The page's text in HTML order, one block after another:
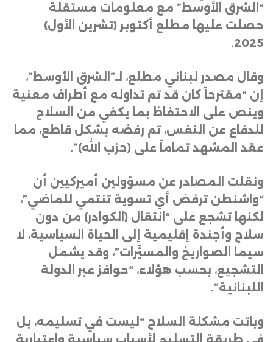
“الشرق الأوسط” مع معلومات مستقلة
حصلت عليها مطلع أكتوبر (تشرين الأول)
2025
.
وقال مصدر لبناني مطلع، لـ”الشرق الأوسط”،
إن “مقترحاً كان قد تم تداوله مع أطراف معنية
وينص على الاحتفاظ بما يكفي من السلاح
للدفاع عن النفس، تم رفضه بشكل قاطع، مما
عقد المشهد تماماً على (حزب الله)”.
ونقلت المصادر عن مسؤولين أميركيين أن
“واشنطن ترفض أي تسوية تنتمي للماضي”،
لكنها تشجع على “انتقال (الكوادر) من دون
سلاح وأجندة إقليمية إلى الحياة السياسية، لا
سيما الصواريخ والمسيَّرات”، وقد يشمل
التشجيع، بحسب هؤلاء، “حوافز عبر الدولة
اللبنانية”.
وباتت مشكلة السلاح “ليست في تسليمه، بل
في طريقة التسليم لأسباب سياسية واعتبارية